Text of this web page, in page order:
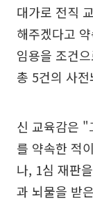
대가로 전직
해주겠다고
임용을 조건
총 5건의 사
신 교육감은 "
를 약속한 적
나, 1심 재판
과 뇌물을 받